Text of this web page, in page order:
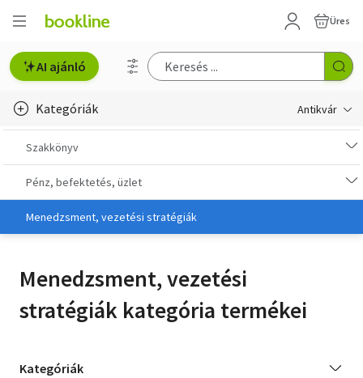
Üres
AI ajánló
Kategóriák Antikvár
Metszet
Régi képeslap
Életmód, egészség
Gyermek- és ifjúsági
Hobbi, szabadidő
Szakkönyv
Pénz, befektetés, üzlet
Menedzsment, vezetési stratégiák
Menedzsment, vezetési
stratégiák kategória termékei
Kategória
Kategóriák